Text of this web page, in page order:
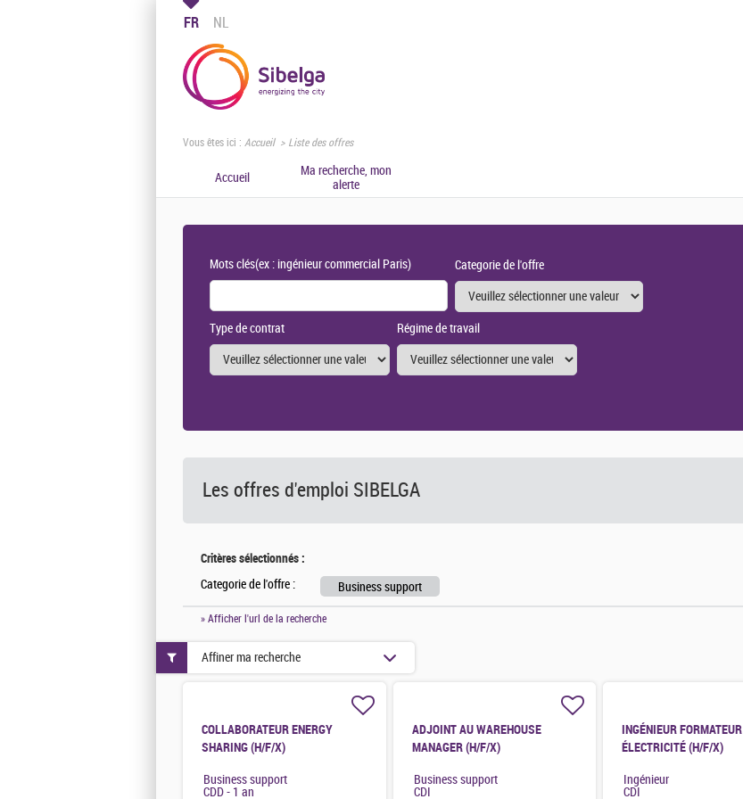
FR NL
Vous êtes ici : Accueil Liste des offres
Accueil
Ma recherche, mon
alerte
Mots clés(ex : ingénieur commercial Paris) Categorie de l'offre
Type de contrat Régime de travail
Les offres d'emploi SIBELGA
Critères sélectionnés :
Categorie de l'offre : Business support
» Afficher l'url de la recherche
COLLABORATEUR ENERGY
SHARING (H/F/X)
Business support
CDD - 1 an
ADJOINT AU WAREHOUSE
MANAGER (H/F/X)
Business support
CDI
INGÉNIEUR FORMATEUR
ÉLECTRICITÉ (H/F/X)
Ingénieur
CDI
Affiner ma recherche